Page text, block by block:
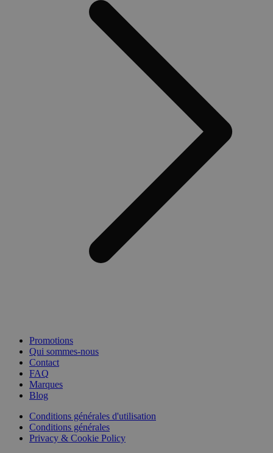
Promotions
Qui sommes-nous
Contact
FAQ
Marques
Blog
Conditions générales d'utilisation
Conditions générales
Privacy & Cookie Policy